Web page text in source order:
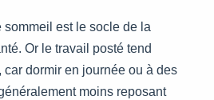
sommeil est le socle de la
Or le travail posté tend
car dormir en journée ou à des
moins reposant